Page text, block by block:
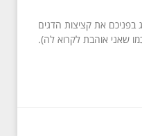
את קציצות הדגים
שאני אוהבת לקרוא לה).